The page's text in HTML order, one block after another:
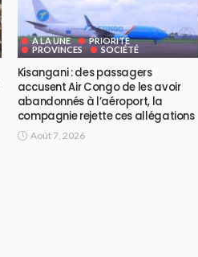
A LA UNE
PRIORITE
PROVINCES
SOCIÉTÉ
Kisangani : des passagers
accusent Air Congo de les avoir
abandonnés à l’aéroport, la
compagnie rejette ces allégations
Août 7, 2026